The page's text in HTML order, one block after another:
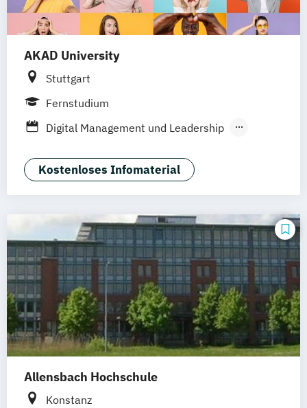
AKAD University
Stuttgart
Fernstudium
Digital Management und Leadership
General Management
Medical Leadership Personalmanagement
Kostenloses Infomaterial
Allensbach Hochschule
Konstanz